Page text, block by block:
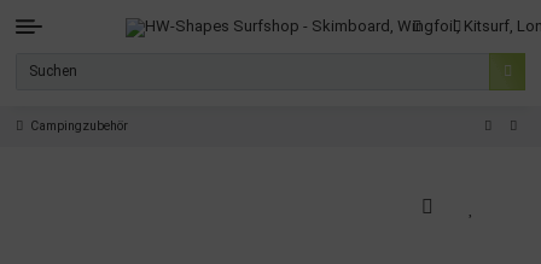
Campingzubehör